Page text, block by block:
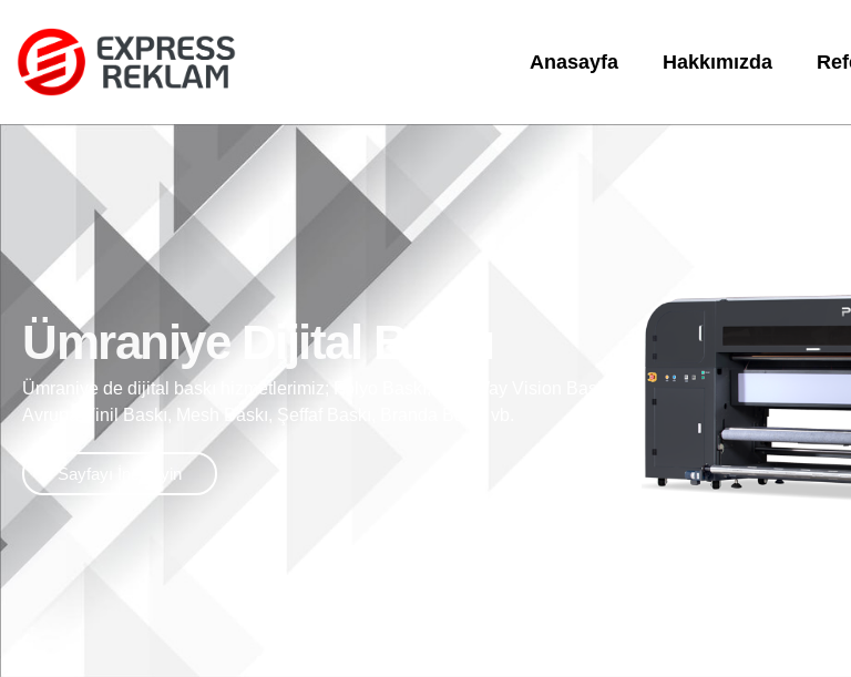
Anasayfa Hakkımızda
Ümraniye Dijital Baskı
Ümraniye de dijital baskı hizmetlerimiz; Folyo Baskı, One Way Vision Baskı,
Avrupa Vinil Baskı, Mesh Baskı, Şeffaf Baskı, Branda Baskı vb.
Sayfayı İnceleyin